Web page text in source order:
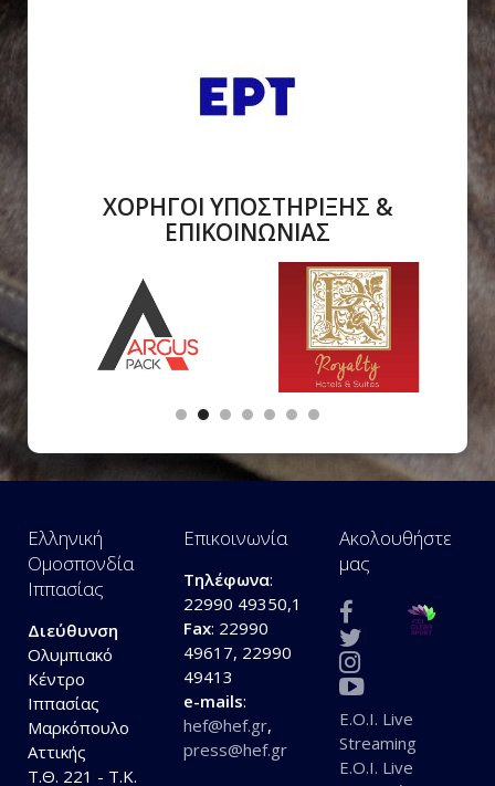
ΧΟΡΗΓΟΙ ΥΠΟΣΤΗΡΙΞΗΣ &
ΕΠΙΚΟΙΝΩΝΙΑΣ
Ελληνική
Ομοσπονδία
Ιππασίας
Διεύθυνση
Ολυμπιακό
Κέντρο
Ιππασίας
Μαρκόπουλο
Αττικής
Τ.Θ. 221 - Τ.Κ.
Επικοινωνία
Τηλέφωνα:
22990 49350,1
Fax: 22990
49617, 22990
49413
e-mails:
hef@hef.gr,
press@hef.gr
Ακολουθήστε
μας
E.O.I. Live
Streaming
E.O.I. Live